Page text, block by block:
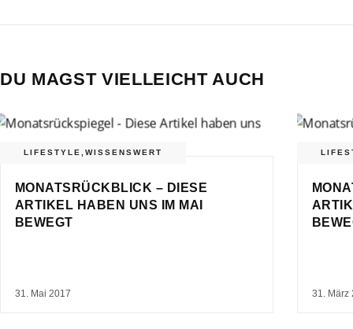
DU MAGST VIELLEICHT AUCH
LIFESTYLE WISSENSWERT
MONATSRÜCKBLICK – DIESE
ARTIKEL HABEN UNS IM MAI
BEWEGT
31. Mai 2017 31. März